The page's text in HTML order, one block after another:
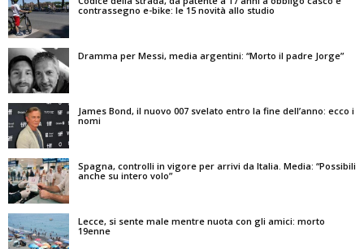
contrassegno e-bike: le 15 novità allo studio
Dramma per Messi, media argentini: “Morto il padre Jorge”
James Bond, il nuovo 007 svelato entro la fine dell’anno: ecco i
nomi
Spagna, controlli in vigore per arrivi da Italia. Media: “Possibili
anche su intero volo”
Lecce, si sente male mentre nuota con gli amici: morto
19enne